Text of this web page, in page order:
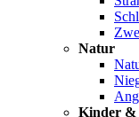
Natur
Kinder &